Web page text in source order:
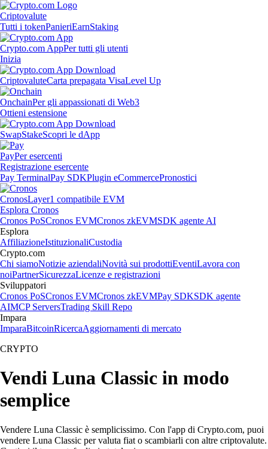
Criptovalute
Tutti i tokenPanieriEarnStaking
Crypto.com AppPer tutti gli utenti
Inizia
CriptovaluteCarta prepagata VisaLevel Up
OnchainPer gli appassionati di Web3
Ottieni estensione
SwapStakeScopri le dApp
PayPer esercenti
Registrazione esercente
Pay TerminalPay SDKPlugin eCommercePronostici
CronosLayer1 compatibile EVM
Esplora Cronos
Cronos PoSCronos EVMCronos zkEVMSDK agente AI
Esplora
AffiliazioneIstituzionaliCustodia
Crypto.com
Chi siamoNotizie aziendaliNovità sui prodottiEventiLavora con
noiPartnerSicurezzaLicenze e registrazioni
Sviluppatori
Cronos PoSCronos EVMCronos zkEVMPay SDKSDK agente
AIMCP ServersTrading Skill Repo
Impara
ImparaBitcoinRicercaAggiornamenti di mercato
CRYPTO
Vendi Luna Classic in modo
semplice
Vendere Luna Classic è semplicissimo. Con l'app di Crypto.com, puoi
vendere Luna Classic per valuta fiat o scambiarli con altre criptovalute.